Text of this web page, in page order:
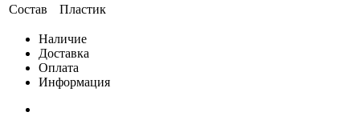
Состав
Пластик
Наличие
Доставка
Оплата
Информация